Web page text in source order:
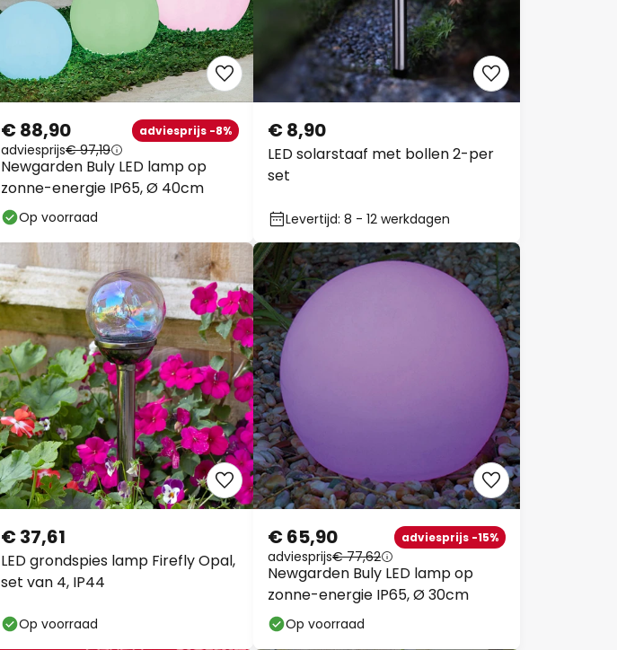
Newgarden Buly LED lamp op
zonne-energie IP65, Ø 40cm
€ 88,90 adviesprijs -8%
adviesprijs€ 97,19
Op voorraad
LED solarstaaf met bollen 2-per
set
€ 8,90
Levertijd: 8 - 12 werkdagen
LED grondspies lamp Firefly Opal,
set van 4, IP44
€ 37,61
Op voorraad
Newgarden Buly LED lamp op
zonne-energie IP65, Ø 30cm
€ 65,90 adviesprijs -15%
adviesprijs€ 77,62
Op voorraad